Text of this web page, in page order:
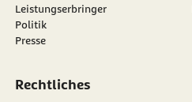
Leistungserbringer
Politik
Presse
Rechtliches